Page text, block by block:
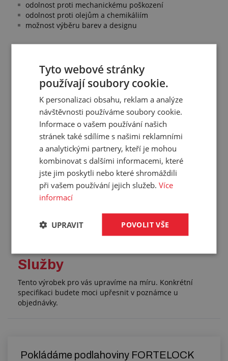
odolnost proti mechanickému poškození
odolnost proti olejům a chemikáliím
možnost výběru barev a designu
Přehled vlastností
Šířka:
145 mm
Délka:
510.5 mm
Tloušťka:
7 mm
Provedení:
náběhová hrana
penízkový
Materiál:
PVC
Barva:
černá
Hmotnost:
0,501 kg/ks
Balení:
Služby
Tento výrobek pro vás upravíme na míru. Konkrétní
specifikaci budete moci upřesnit v poznámce u
objednávky.
Pokládáme podlahoviny FORTELOCK
Tyto webové stránky
používají soubory cookie.
K personalizaci obsahu, reklam a analýze
návštěvnosti používáme soubory cookie.
Informace o vašem používání našich
stránek také sdílíme s našimi reklamními
a analytickými partnery, kteří je mohou
kombinovat s dalšími informacemi, které
jste jim poskytli nebo které shromáždili
při vašem používání jejich služeb.Více
informací
POVOLIT VŠE
UPRAVIT